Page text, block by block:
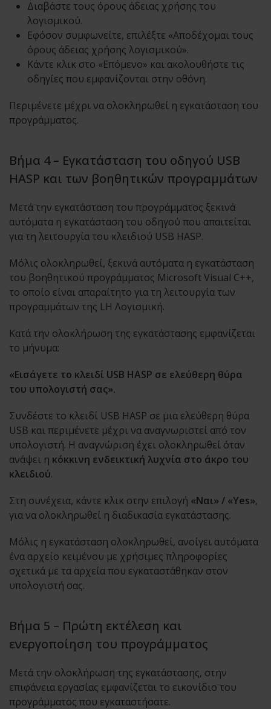
Διαβάστε τους όρους άδειας χρήσης του
λογισμικού.
Εφόσον συμφωνείτε, επιλέξτε «Αποδέχομαι τους
όρους άδειας χρήσης λογισμικού».
Κάντε κλικ στο «Επόμενο» και ακολουθήστε τις
οδηγίες που εμφανίζονται στην οθόνη.
Περιμένετε μέχρι να ολοκληρωθεί η εγκατάσταση του
προγράμματος.
Βήμα 4 – Εγκατάσταση του οδηγού USB
HASP και των βοηθητικών προγραμμάτων
Μετά την εγκατάσταση του προγράμματος ξεκινά
αυτόματα η εγκατάσταση του οδηγού που απαιτείται
για τη λειτουργία του κλειδιού USB HASP.
Μόλις ολοκληρωθεί, ξεκινά αυτόματα η εγκατάσταση
του βοηθητικού προγράμματος Microsoft Visual C++,
το οποίο είναι απαραίτητο για τη λειτουργία των
προγραμμάτων της LH Λογισμική.
Κατά την ολοκλήρωση της εγκατάστασης εμφανίζεται
το μήνυμα:
«Εισάγετε το κλειδί USB HASP σε ελεύθερη θύρα
του υπολογιστή σας».
Συνδέστε το κλειδί USB HASP σε μια ελεύθερη θύρα
USB και περιμένετε μέχρι να αναγνωριστεί από τον
υπολογιστή. Η αναγνώριση έχει ολοκληρωθεί όταν
ανάψει η κόκκινη ενδεικτική λυχνία στο άκρο του
κλειδιού.
Στη συνέχεια, κάντε κλικ στην επιλογή «Ναι» / «Yes»,
για να ολοκληρωθεί η διαδικασία εγκατάστασης.
Μόλις η εγκατάσταση ολοκληρωθεί, ανοίγει αυτόματα
ένα αρχείο κειμένου με χρήσιμες πληροφορίες
σχετικά με τα αρχεία που εγκαταστάθηκαν στον
υπολογιστή σας.
Βήμα 5 – Πρώτη εκτέλεση και
ενεργοποίηση του προγράμματος
Μετά την ολοκλήρωση της εγκατάστασης, στην
επιφάνεια εργασίας εμφανίζεται το εικονίδιο του
προγράμματος που εγκαταστήσατε.